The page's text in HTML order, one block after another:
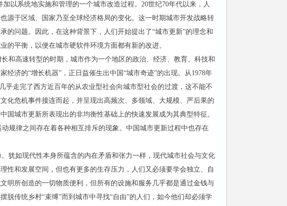
以系统地实施和管理的一个城市改造过程。20世纪70年代以来，人
源于区域、国家乃至全球经济格局的变化。这一时期城市开发战略转
问题。因此，在这种背景下，人们开始提出了“城市更新”的理念和
的平衡，以便在城市硬软件环境方面都有新的改进。
和高速转型的时期，城市作为一个地区的政治、经济、教育、科技和
济的“增长机器”，正日益催生出中国“城市奇迹”的出现。从1978年
乎走完了西方近百年的从农业型社会向城市型社会的过渡，这不能不
化危机事件接连而起，并呈现出高频次、多领域、大规模、严后果的
城市更新所表现出的非均衡性基础上的快速发展成为其典型特征。
规律之间存在着各种相互排斥的现象。中国城市更新过程中也存在
犹如现代性本身所蕴含的内在矛盾和张力一样，现代城市社会与文化
性和发展空间，但也有更多的生存压力，人们又必须要学会独立、自
明所创造的一切物质便利，但所有的设施和服务几乎都是通过金钱与
传统乡村“束缚”而到城市中寻找“自由”的人们，如今他们却必须学